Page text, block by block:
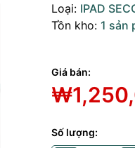
Loại: IPAD
Tồn kho: 1 sản
Giá bán:
Số lượng:
số kỹ thuật
11-inch (M4)